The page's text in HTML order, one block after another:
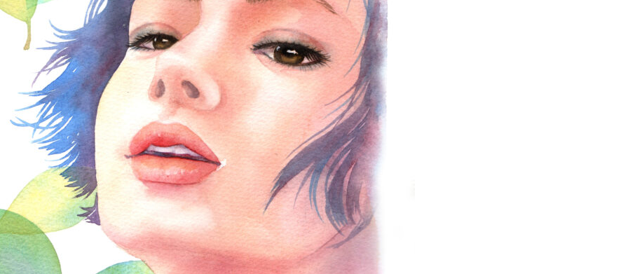
動物
植物
人物
女性
キッズ・ファミリー
男性